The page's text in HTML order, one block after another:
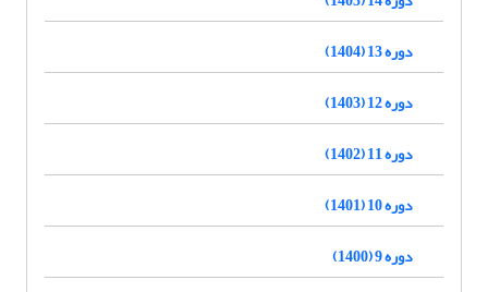
دوره 13 (1404)
دوره 12 (1403)
دوره 11 (1402)
دوره 10 (1401)
دوره 9 (1400)